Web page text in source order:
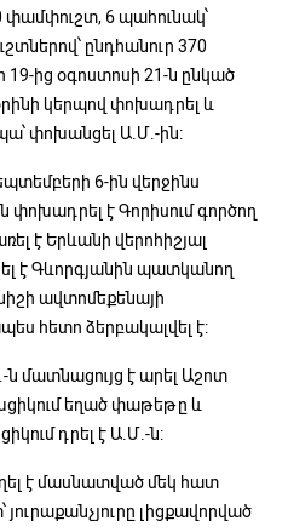
փամփուշտ, 6 պահունակ՝
ընդհանուր 370
ից օգոստոսի 21-ն ընկած
կերպով փոխադրել և
փոխանցել Ա.Մ.-ին:
6-ին վերջինս
փոխադրել է Գորիսում գործող
է Երևանի վերոհիշյալ
է Գևորգյանին պատկանող
ավտոմեքենայի
հետո ձերբակալվել է:
մատնացույց է արել Աշոտ
եղած փաթեթը և
դրել է Ա.Մ.-ն:
է մասնատված մեկ հատ
լիցքավորված